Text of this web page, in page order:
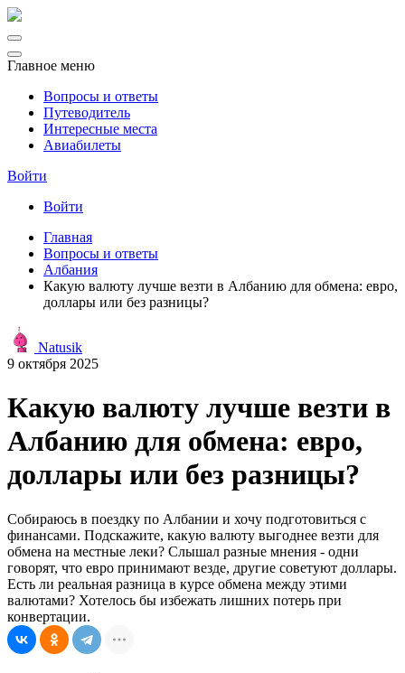
Главное меню
Вопросы и ответы
Путеводитель
Интересные места
Авиабилеты
Войти
Войти
Главная
Вопросы и ответы
Албания
Какую валюту лучше везти в Албанию для обмена: евро,
доллары или без разницы?
Natusik
9 октября 2025
Какую валюту лучше везти в
Албанию для обмена: евро,
доллары или без разницы?
Собираюсь в поездку по Албании и хочу подготовиться с
финансами. Подскажите, какую валюту выгоднее везти для
обмена на местные леки? Слышал разные мнения - одни
говорят, что евро принимают везде, другие советуют доллары.
Есть ли реальная разница в курсе обмена между этими
валютами? Хотелось бы избежать лишних потерь при
конвертации.